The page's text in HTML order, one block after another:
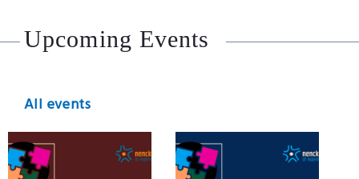
Upcoming Events
All events